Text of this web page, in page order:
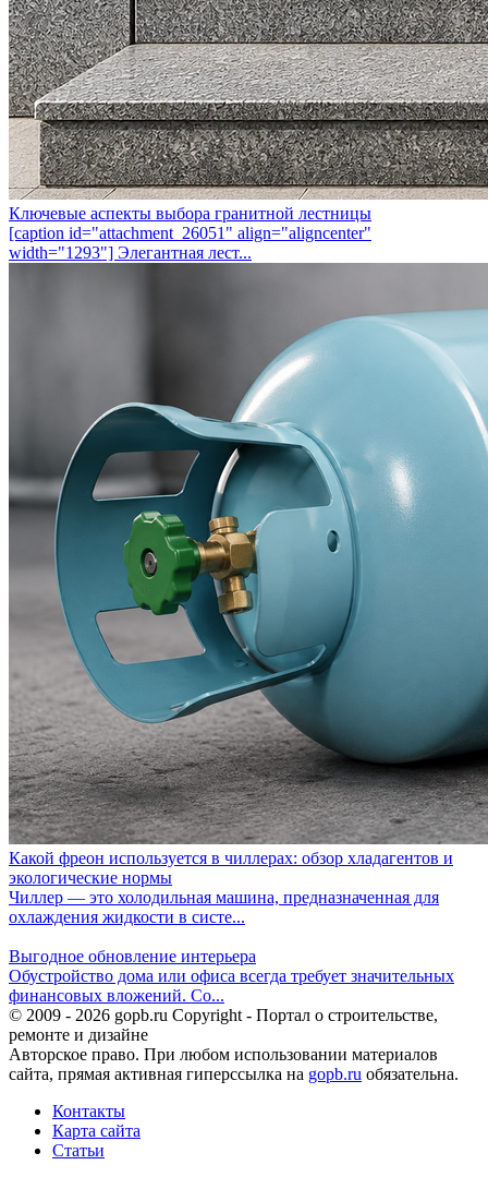
Ключевые аспекты выбора гранитной лестницы
[caption id="attachment_26051" align="aligncenter"
width="1293"] Элегантная лест...
Какой фреон используется в чиллерах: обзор хладагентов и
экологические нормы
Чиллер — это холодильная машина, предназначенная для
охлаждения жидкости в систе...
Выгодное обновление интерьера
Обустройство дома или офиса всегда требует значительных
финансовых вложений. Со...
© 2009 - 2026 gopb.ru Copyright - Портал о строительстве,
ремонте и дизайне
Авторское право. При любом использовании материалов
сайта, прямая активная гиперссылка на gopb.ru обязательна.
Контакты
Карта сайта
Статьи